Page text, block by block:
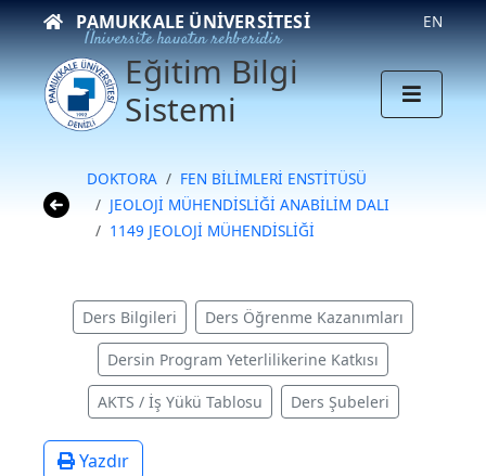
PAMUKKALE ÜNIVERSITESI
Üniversite hayatın rehberidir
EN
Eğitim Bilgi
Sistemi
DOKTORA
FEN BİLİMLERİ ENSTİTÜSÜ
JEOLOJİ MÜHENDİSLİĞİ ANABİLİM DALI
1149 JEOLOJİ MÜHENDİSLİĞİ
Ders Bilgileri Ders Öğrenme Kazanımları
Dersin Program Yeterlilikerine Katkısı
AKTS / İş Yükü Tablosu Ders Şubeleri
Yazdır